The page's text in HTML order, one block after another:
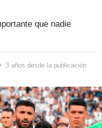
que nadie
3 años desde la publicación
o
s
d
e